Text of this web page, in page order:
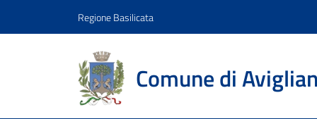
Regione Basilicata
Comune di